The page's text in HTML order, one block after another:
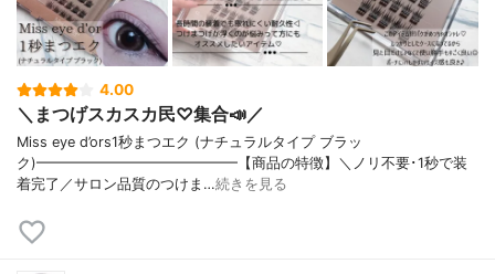
4.00
＼まつげスカスカ民♡集合📣／
Miss eye d’ors1秒まつエク (ナチュラルタイプ ブラッ
ク)━━━━━━━━━━━━━━【商品の特徴】＼ノリ不要･1秒で装
着完了／サロン品質のつけま…続きを見る